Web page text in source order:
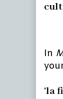
In
‘la